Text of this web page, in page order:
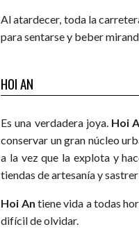
Al atardecer, toda la
para sentarse y beber
HOI AN
Es una verdadera joya. Hoi
conservar un gran núcleo
a la vez que la explota y
tiendas de artesanía y
Hoi An tiene vida a todas
difícil de olvidar.